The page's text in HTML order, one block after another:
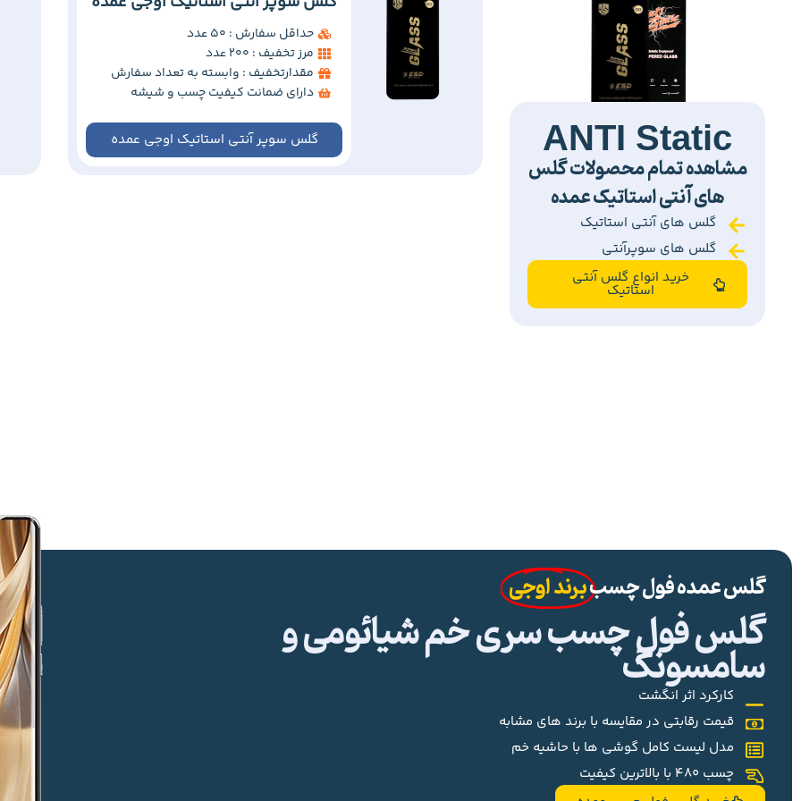
ANTI Static
مشاهده تمام محصولات گلس
های آنتی استاتیک عمده
گلس های آنتی استاتیک
گلس های سوپرآنتی
خرید انواع گلس آنتی
استاتیک
حداقل سفارش : 50 عدد
مرز تخفیف : 200 عدد
مقدارتخفیف : وابسته به تعداد سفارش
دارای ضمانت کیفیت چسب و شیشه
گلس سوپر آنتی استاتیک اوجی عمده
گلس عمده فول چسببرند اوجی
گلس فول چسب سری خم شیائومی و
سامسونگ
کارکرد اثر انگشت
قیمت رقابتی در مقایسه با برند های مشابه
مدل لیست کامل گوشی ها با حاشیه خم
چسب 480 با بالاترین کیفیت